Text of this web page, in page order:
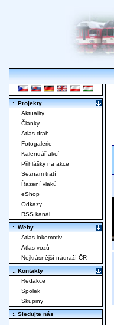
:. Projekty
Aktuality
Články
Atlas drah
Fotogalerie
Kalendář akcí
Přihlášky na akce
Seznam tratí
Řazení vlaků
eShop
Odkazy
RSS kanál
:. Weby
Atlas lokomotiv
Atlas vozů
Nejkrásnější nádraží ČR
:. Kontakty
Redakce
Spolek
Skupiny
:. Sledujte nás